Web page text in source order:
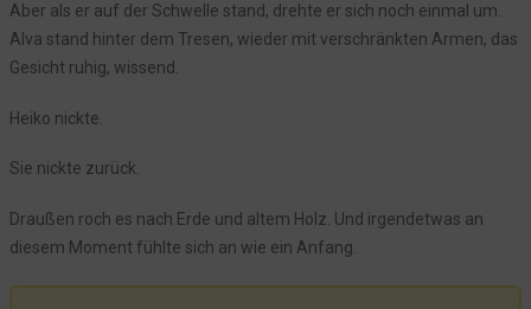
Episode 2: Das Kiek In und die ersten Geschichten
Episode 1: Annas Neuanfang
Aber als er auf der Schwelle stand, drehte er sich noch einmal um.
Alva stand hinter dem Tresen, wieder mit verschränkten Armen, das
Gesicht ruhig, wissend.
Heiko nickte.
Sie nickte zurück.
Draußen roch es nach Erde und altem Holz. Und irgendetwas an
diesem Moment fühlte sich an wie ein Anfang.